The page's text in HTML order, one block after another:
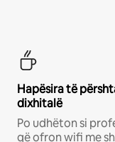
Hapësira të
dixhitalë
Po udhëton si
që ofron wifi me